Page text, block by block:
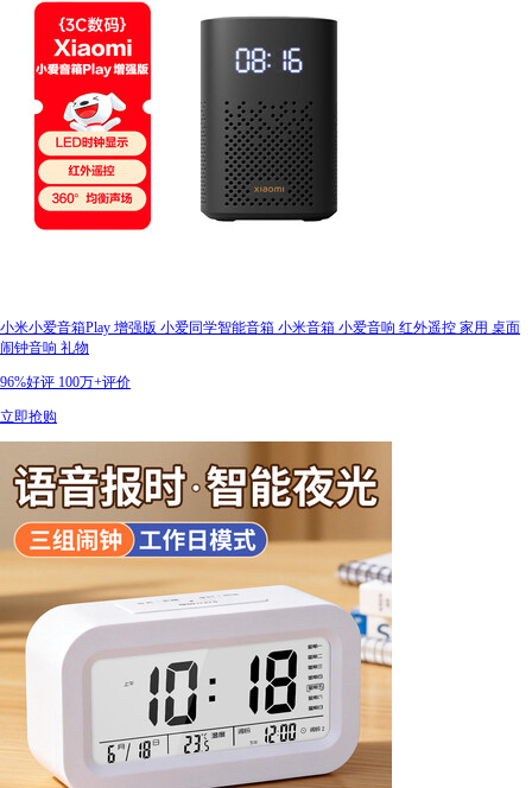
小米小爱音箱Play 增强版 小爱同学智能音箱 小米音箱 小爱音响 红外遥控 家用 桌面
闹钟音响 礼物
96%好评 100万+评价
立即抢购